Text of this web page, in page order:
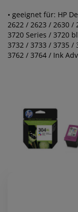
• geeignet für: HP
2622 / 2623 / 2630 /
3720 Series / 3720
3732 / 3733 / 3735 /
3762 / 3764 / Ink